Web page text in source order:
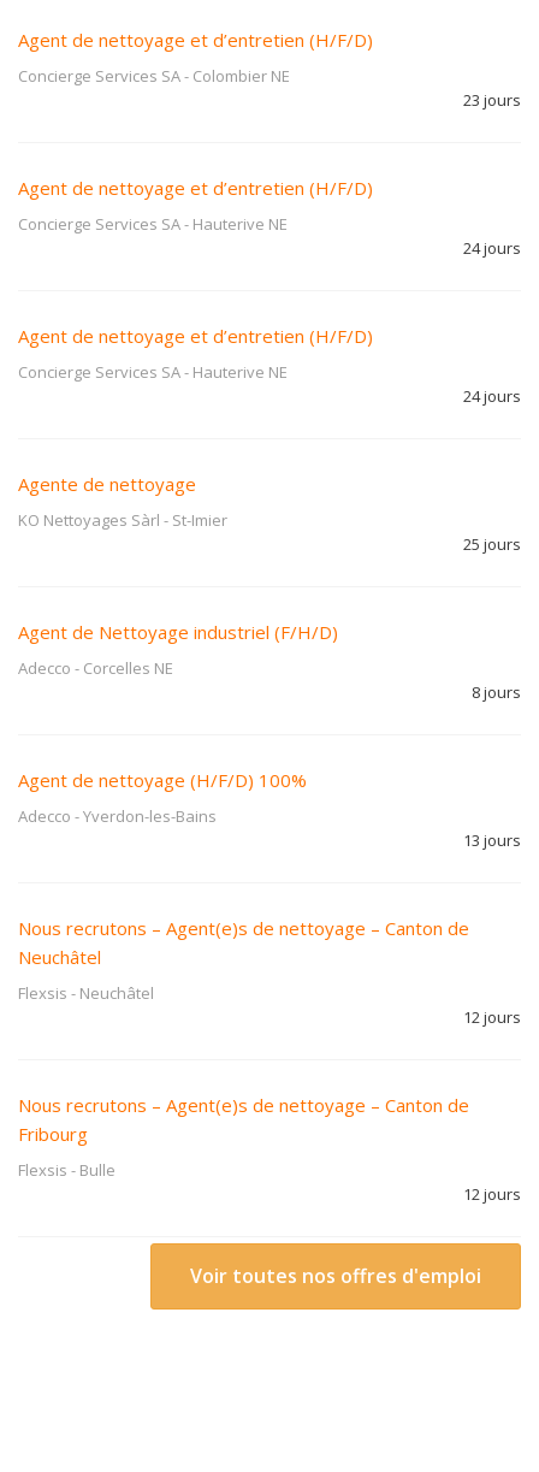
Agent de nettoyage et d’entretien (H/F/D)
Concierge Services SA- Colombier NE
23 jours
Agent de nettoyage et d’entretien (H/F/D)
Concierge Services SA- Hauterive NE
24 jours
Agent de nettoyage et d’entretien (H/F/D)
Concierge Services SA- Hauterive NE
24 jours
Agente de nettoyage
KO Nettoyages Sàrl - St-Imier
25 jours
Agent de Nettoyage industriel (F/H/D)
Adecco - Corcelles NE
8 jours
Agent de nettoyage (H/F/D) 100%
Adecco -Yverdon-les-Bains
13 jours
Nous recrutons – Agent(e)s de nettoyage – Canton de
Neuchâtel
Flexsis - Neuchâtel
12 jours
Nous recrutons – Agent(e)s de nettoyage – Canton de
Fribourg
Flexsis - Bulle
12 jours
Voir toutes nos offres d'emploi